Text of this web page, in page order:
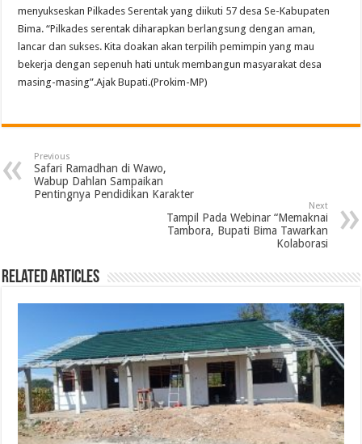
menyukseskan Pilkades Serentak yang diikuti 57 desa Se-Kabupaten
Bima. “Pilkades serentak diharapkan berlangsung dengan aman,
lancar dan sukses. Kita doakan akan terpilih pemimpin yang mau
bekerja dengan sepenuh hati untuk membangun masyarakat desa
masing-masing”.Ajak Bupati.(Prokim-MP)
Previous
Safari Ramadhan di Wawo,
Wabup Dahlan Sampaikan
Pentingnya Pendidikan Karakter
Next
Tampil Pada Webinar “Memaknai
Tambora, Bupati Bima Tawarkan
Kolaborasi
Related Articles